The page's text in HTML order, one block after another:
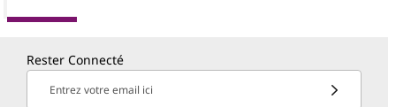
Rester Connecté
Entrez votre email ici